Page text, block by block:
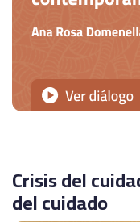
Crisis del
del cuidado